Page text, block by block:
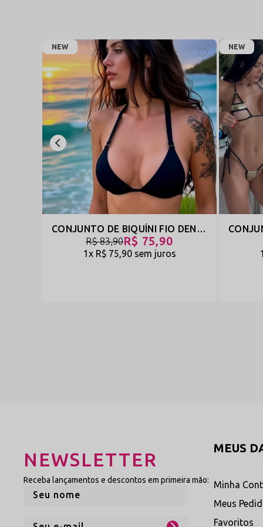
Possui forro completo de excelente
Perguntas Frequentes (FAQ)
O micro biquíni possui regulagem para ajustar ao
personalizada e melhor encaixe em diferentes silhuetas.
O modelo fio dental é muito pequeno?
Sim. A
conforto através da elasticidade do suplex.
O tecido fica transparente quando molhado? Não. O
praia ou piscina. :contentReference[oaicite:0]{index=0}
NEW
CONJUNTO DE BIQUÍNI FIO DENTAL REGULÁVEL - IBIZA - PRETO - REF 2706
R$ 83,90R$ 75,90
1x R$ 75,90 sem juros
NEW
NEWSLETTER
Receba lançamentos e descontos em primeira mão:
MEUS
Minha
Meus
Favoritos